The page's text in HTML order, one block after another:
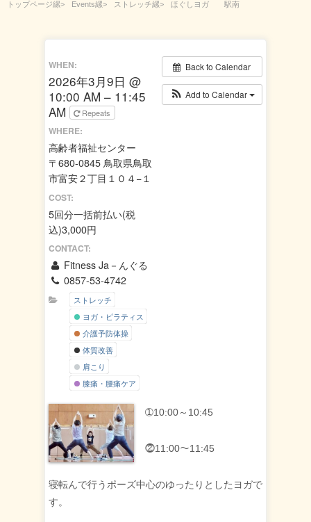
トップページ Events ストレッチ ほぐしヨガ 駅南
Back to Calendar
Add to Calendar
WHEN:
2026年3月9日 @
10:00 AM – 11:45
AM
Repeats
WHERE:
高齢者福祉センター
〒680-0845 鳥取県鳥取
市富安２丁目１０４−１
COST:
5回分一括前払い(税
込)3,000円
CONTACT:
Fitness Ja－んぐる
0857-53-4742
ストレッチ
ヨガ・ピラティス
介護予防体操
体質改善
肩こり
膝痛・腰痛ケア
➀10:00～10:45
⓶11:00～11:45
寝転んで行うポーズ中心のゆったりとしたヨガで
す。